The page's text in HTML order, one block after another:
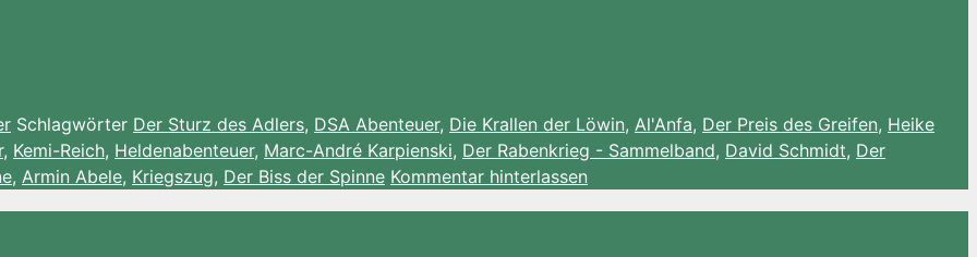
Schlagwörter Der Sturz des Adlers, DSA Abenteuer, Die Krallen der Löwin, Al'Anfa, Der Preis des Greifen, Heike
, Kemi-Reich, Heldenabenteuer, Marc-André Karpienski, Der Rabenkrieg - Sammelband, David Schmidt, Der
, Armin Abele, Kriegszug, Der Biss der Spinne Kommentar hinterlassen